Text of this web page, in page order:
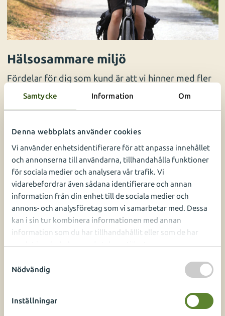
Samtycke Information Om
Denna webbplats använder cookies
Vi använder enhetsidentifierare för att anpassa innehållet
och annonserna till användarna, tillhandahålla funktioner
för sociala medier och analysera vår trafik. Vi
vidarebefordrar även sådana identifierare och annan
information från din enhet till de sociala medier och
annons- och analysföretag som vi samarbetar med. Dessa
kan i sin tur kombinera informationen med annan
information som du har tillhandahållit eller som de har
samlat in när du har använt deras tjänster.
Nödvändig
Inställningar
Hälsosammare miljö
Fördelar för dig som kund är att vi hinner med fler
kundbesök. Du får effektivare service. Vi slipper
sitta i långa bilköer. Det bästa av allt – vi bidrar till
en bättre och hälsosammare miljö. Visst är det
argument varför just du ska anlita vårt företag! Till
de kunder som inte nås via kollektivtrafiken kör vi
självklart elbil när vi har möjlighet.
Miljövänliga metoder
Om någon av våra vackra växter angrips av ohyra
arbetar vi med miljövänliga metoder som
biologiska medel och andra mekaniska åtgärder.
Växterna blir piggare och gladare av den
skonsamma behandlingen. Självklart använder vi
Vill du veta mer?